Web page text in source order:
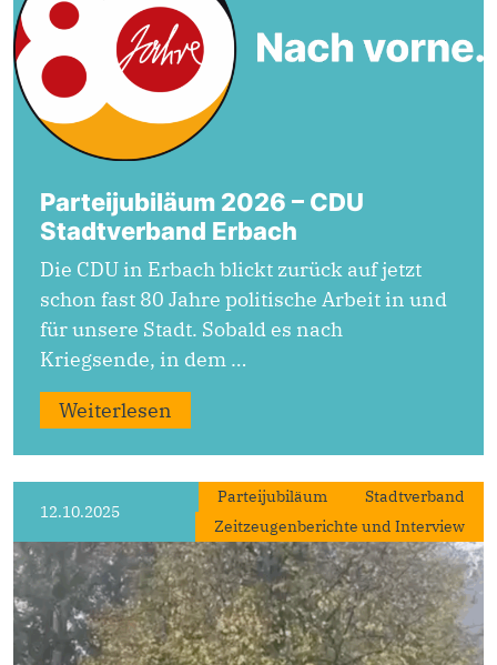
Parteijubiläum 2026 – CDU
Stadtverband Erbach
Die CDU in Erbach blickt zurück auf jetzt
schon fast 80 Jahre politische Arbeit in und
für unsere Stadt. Sobald es nach
Kriegsende, in dem …
Weiterlesen
12.10.2025
Parteijubiläum
Stadtverband
Zeitzeugenberichte und Interview